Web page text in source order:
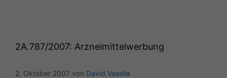
2A.787/2007: Arzneimittelwerbung
2. Oktober 2007 von David Vasella
werden kann.